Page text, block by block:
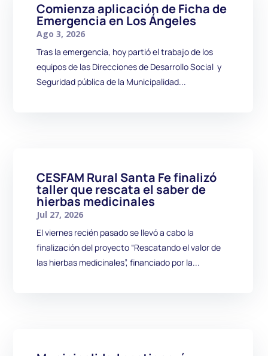
Comienza aplicación de Ficha de
Emergencia en Los Ángeles
Ago 3, 2026
Tras la emergencia, hoy partió el trabajo de los
equipos de las Direcciones de Desarrollo Social y
Seguridad pública de la Municipalidad...
CESFAM Rural Santa Fe finalizó
taller que rescata el saber de
hierbas medicinales
Jul 27, 2026
El viernes recién pasado se llevó a cabo la
finalización del proyecto “Rescatando el valor de
las hierbas medicinales”, financiado por la...